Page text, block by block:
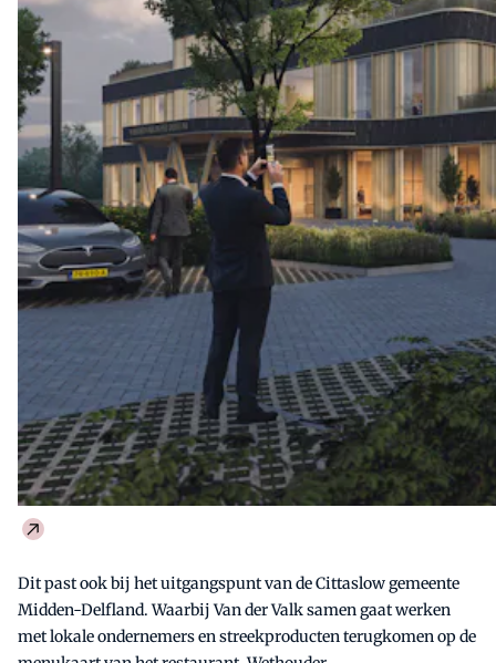
Dit past ook bij het uitgangspunt van de Cittaslow gemeente
Midden-Delfland. Waarbij Van der Valk samen gaat werken
met lokale ondernemers en streekproducten terugkomen op de